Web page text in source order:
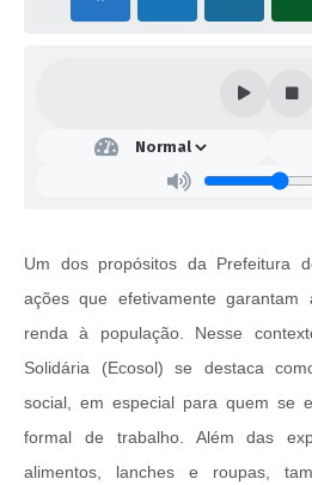
Um dos propósitos da Prefeitura
ações que efetivamente
renda à população. Nesse
Solidária (Ecosol) se destaca
social, em especial para quem se
formal de trabalho. Além das
alimentos, lanches e roupas,